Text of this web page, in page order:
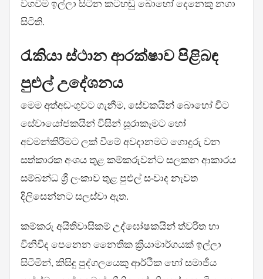
වගවීම ඉල්ලා සිටින කටහඬු බොහෝ දෙනෙකු නගා
සිටිති.
රැකියා ස්ථාන ආරක්ෂාව පිළිබඳ
පුළුල් උදේශනය
මෙම අත්අඩංගුවට ගැනීම, සේවකයින් බොහෝ විට
සේවායෝජකයින් විසින් සූරාකෑමට හෝ
අවමන්කිරීමට ලක් වීමේ අවදානමට ගොදුරු වන
සත්කාරක අංශය තුළ කම්කරුවන්ට සලකන ආකාරය
සම්බන්ධ ශ්‍රී ලංකාව තුළ පුළුල් සංවාද නැවත
දිලිසෙන්නට සලස්වා ඇත.
කම්කරු අයිතිවාසිකම් උද්ඝෝෂකයින් ත්වරිත හා
විනිවිද පෙනෙන නෛතික ක්‍රියාමාර්ගයක් ඉල්ලා
සිටිමින්, කිසිදු පුද්ගලයෙකු ආර්ථික හෝ සමාජීය